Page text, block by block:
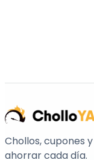
Chollos, cupones
ahorrar cada día.